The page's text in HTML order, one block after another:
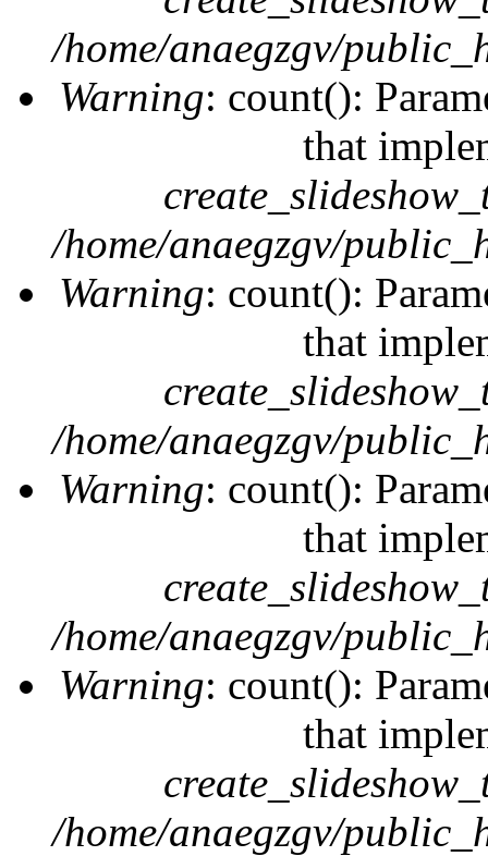
/home/anaegzgv/
Warning: count():
that
/home/anaegzgv/
Warning: count():
that
/home/anaegzgv/
Warning: count():
that
/home/anaegzgv/
Warning: count():
that
/home/anaegzgv/